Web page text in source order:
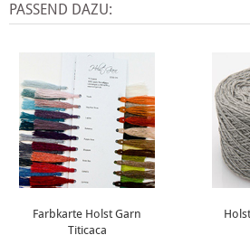
PASSEND DAZU:
Farbkarte Holst Garn
Titicaca